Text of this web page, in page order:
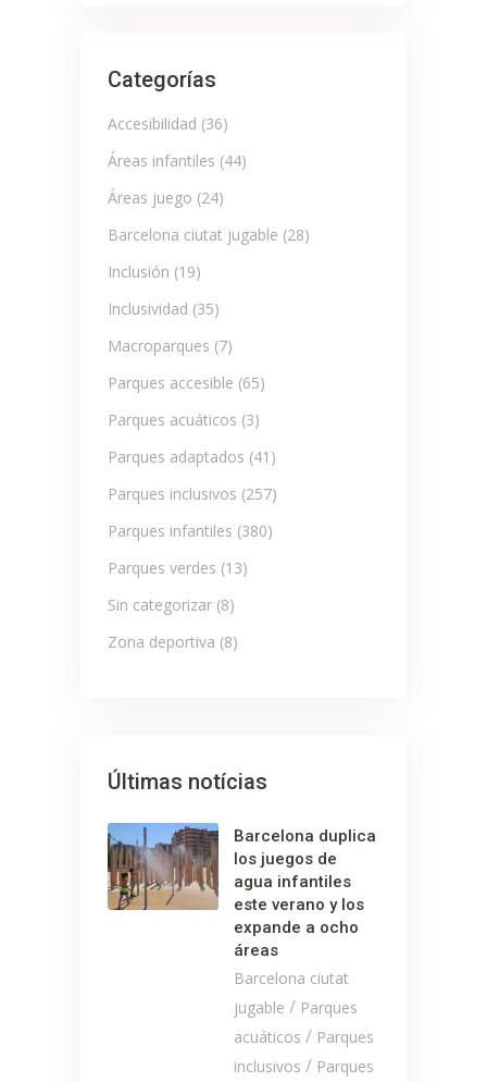
Categorías
Accesibilidad (36)
Áreas infantiles (44)
Áreas juego (24)
Barcelona ciutat jugable (28)
Inclusión (19)
Inclusividad (35)
Macroparques (7)
Parques accesible (65)
Parques acuáticos (3)
Parques adaptados (41)
Parques inclusivos (257)
Parques infantiles (380)
Parques verdes (13)
Sin categorizar (8)
Zona deportiva (8)
Últimas notícias
Barcelona duplica
los juegos de
agua infantiles
este verano y los
expande a ocho
áreas
Barcelona ciutat
jugable / Parques
acuáticos / Parques
inclusivos / Parques